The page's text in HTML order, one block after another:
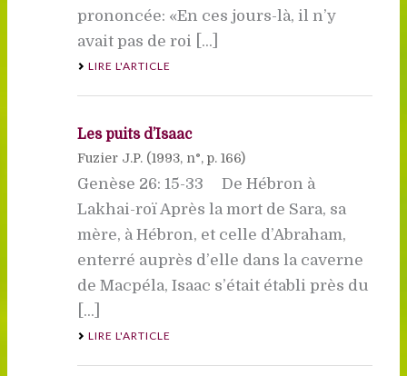
prononcée: «En ces jours-là, il n’y
avait pas de roi [...]
LIRE L'ARTICLE
Les puits d’Isaac
Fuzier J.P. (1993, n°, p. 166)
Genèse 26: 15-33 De Hébron à
Lakhai-roï Après la mort de Sara, sa
mère, à Hébron, et celle d’Abraham,
enterré auprès d’elle dans la caverne
de Macpéla, Isaac s’était établi près du
[...]
LIRE L'ARTICLE